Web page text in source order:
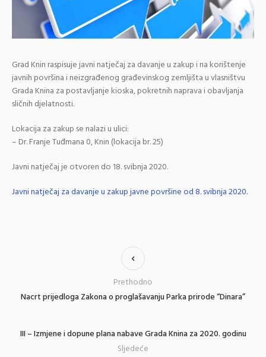
Grad Knin raspisuje javni natječaj za davanje u zakup i na korištenje
javnih površina i neizgrađenog građevinskog zemljišta u vlasništvu
Grada Knina za postavljanje kioska, pokretnih naprava i obavljanja
sličnih djelatnosti.
Lokacija za zakup se nalazi u ulici:
– Dr. Franje Tuđmana 0, Knin (lokacija br. 25)
Javni natječaj je otvoren do 18. svibnja 2020.
Javni natječaj za davanje u zakup javne površine od 8. svibnja 2020.
Nacrt prijedloga Zakona o proglašavanju Parka prirode “Dinara”
Prethodno
III – Izmjene i dopune plana nabave Grada Knina za 2020. godinu
Sljedeće